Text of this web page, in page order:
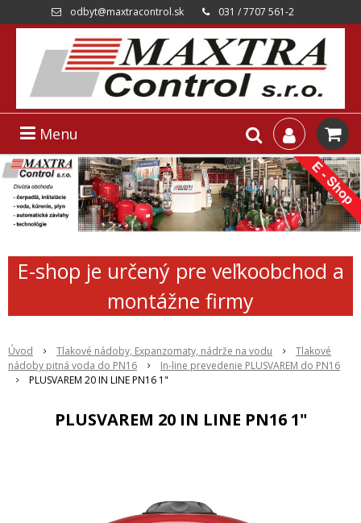
odbyt@maxtracontrol.sk 031 / 7707 561-2
Menu
E-shop je určený pre veľkoobchod a
montážne firmy
Úvod Tlakové nádoby, Expanzomaty, nádrže na vodu
Tlakové
nádoby pitná voda do PN16
In-line prevedenie PLUSVAREM do PN16
PLUSVAREM 20 IN LINE PN16 1"
PLUSVAREM 20 IN LINE PN16 1"